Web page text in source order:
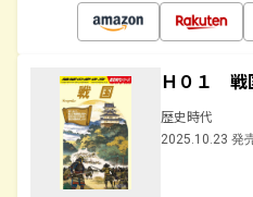
Ｈ０１ 戦
歴史時代
2025.10.23 発